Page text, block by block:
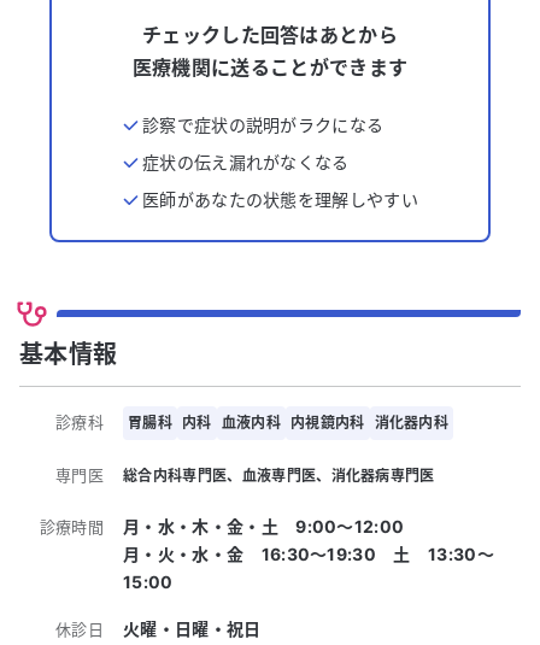
チェックした回答はあとから
医療機関に送ることができます
診察で症状の説明がラクになる
症状の伝え漏れがなくなる
医師があなたの状態を理解しやすい
基本情報
診療科 胃腸科 内科 血液内科 内視鏡内科 消化器内科
専門医 総合内科専門医 血液専門医 消化器病専門医
診療時間
月・水・木・金・土 9:00〜12:00
月・火・水・金 16:30〜19:30 土 13:30～
15:00
休診日 火曜・日曜・祝日